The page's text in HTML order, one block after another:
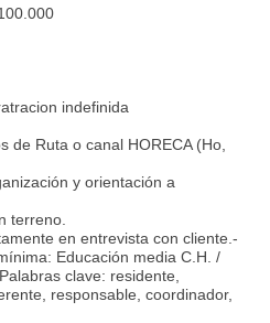
indefinida
de Ruta o canal HORECA (Ho,
y orientación a
terreno.
en entrevista con cliente.-
Educación media C.H. /
clave: residente,
responsable, coordinador,